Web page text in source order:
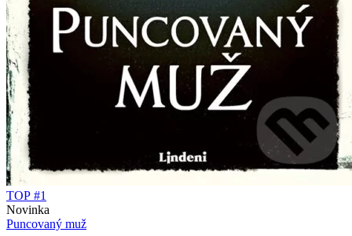
TOP #1
Novinka
Puncovaný muž